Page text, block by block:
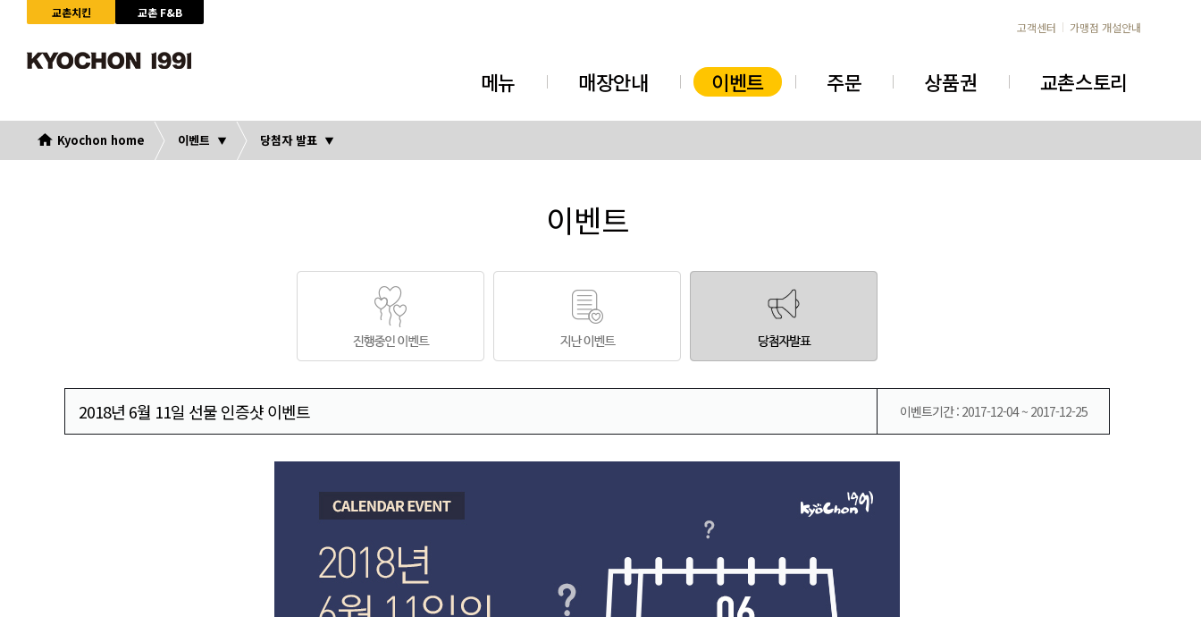
교촌치킨
교촌 F&B
고객센터
가맹점 개설안내
메뉴 매장안내 이벤트 주문 상품권 교촌스토리
Kyochon home 이벤트 당첨자 발표
이벤트
2018년 6월 11일 선물 인증샷 이벤트 이벤트기간 : 2017-12-04 ~ 2017-12-25